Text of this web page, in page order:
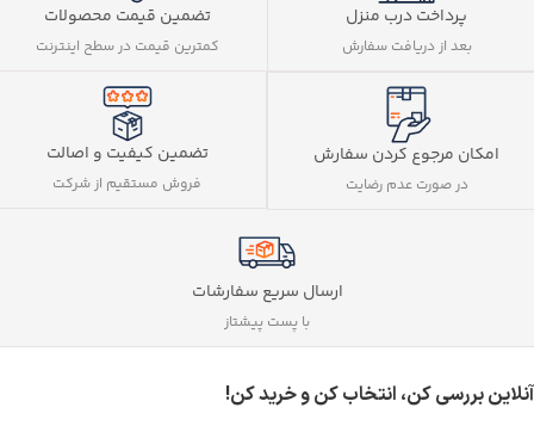
پرداخت درب منزل
بعد از دریافت سفارش
تضمین قیمت محصولات
کمترین قیمت در سطح اینترنت
امکان مرجوع کردن سفارش
در صورت عدم رضایت
تضمین کیفیت و اصالت
فروش مستقیم از شرکت
ارسال سریع سفارشات
با پست پیشتاز
آنلاین بررسی کن، انتخاب کن و خرید کن!